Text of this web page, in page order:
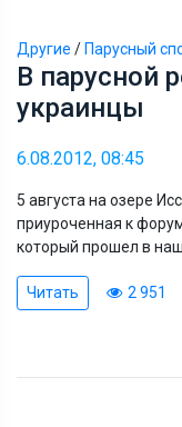
Другие / Парусный
В парусной
украинцы
6.08.2012, 08:45
5 августа на озере
приуроченная к
который прошел в
Читать 2 951